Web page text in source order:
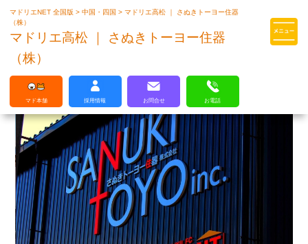
マドリエはLIXILの厳しい基準を
マドリエNET 全国版>中国・四国>マドリエ高松 ｜ さぬきトーヨー住器
（株）
マドリエ高松 ｜ さぬきトーヨー住器
（株）
マド本舗 採用情報 お問合せ お電話